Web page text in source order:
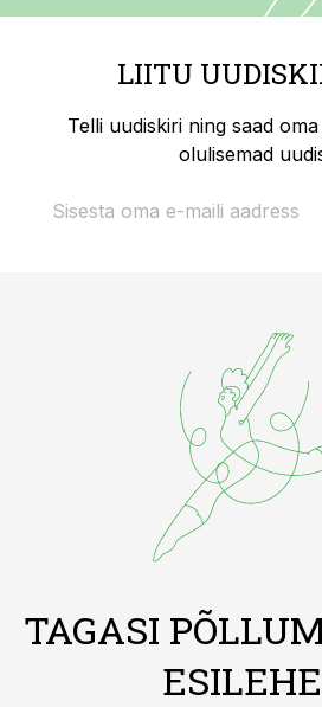
LIITU
Telli uudiskiri ning saad
olulisemad
TAGASI